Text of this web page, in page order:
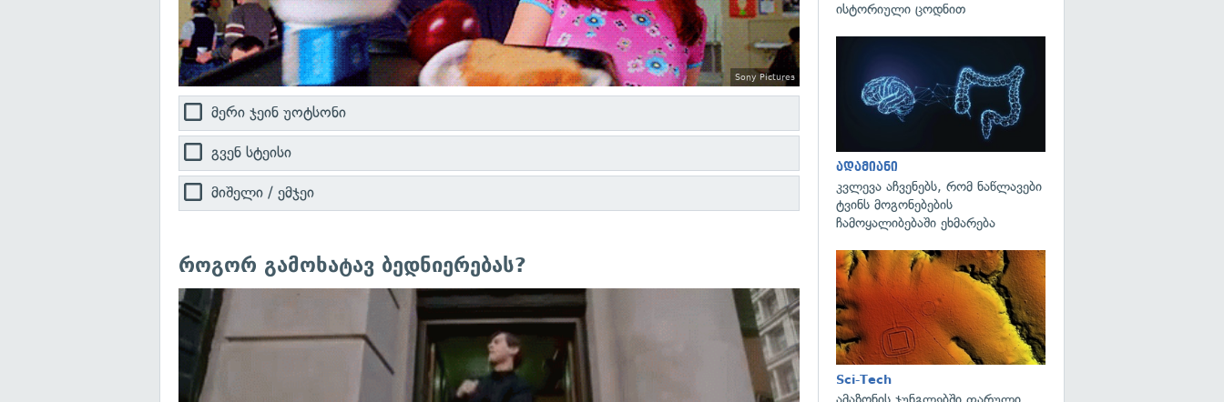
Sony Pictures
მერი ჯეინ უოტსონი
გვენ სტეისი
მიშელი / ემჯეი
როგორ გამოხატავ ბედნიერებას?
ისტორიული ცოდნით
ადამიანი
კვლევა აჩვენებს, რომ ნაწლავები
ტვინს მოგონებების
ჩამოყალიბებაში ეხმარება
Sci-Tech